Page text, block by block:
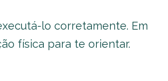
lo corretamente. Em
física para te orientar.